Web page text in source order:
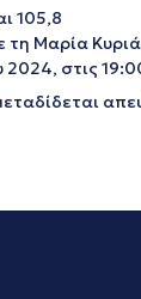
105,8
τη Μαρία
στις